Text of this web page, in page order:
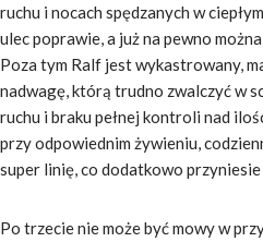
ruchu i nocach spędzanych w
ulec poprawie, a już na pewno
Poza tym Ralf jest wykastrowany,
nadwagę, którą trudno zwalczyć w
ruchu i braku pełnej kontroli nad
przy odpowiednim żywieniu,
super linię, co dodatkowo
Po trzecie nie może być mowy w